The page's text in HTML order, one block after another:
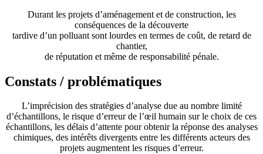
Durant les projets d’aménagement et de construction, les
conséquences de la découverte
tardive d’un polluant sont lourdes en termes de coût, de retard de
chantier,
de réputation et même de responsabilité pénale.
Constats / problématiques
L’imprécision des stratégies d’analyse due au nombre limité
d’échantillons, le risque d’erreur de l’œil humain sur le choix de ces
échantillons, les délais d’attente pour obtenir la réponse des analyses
chimiques, des intérêts divergents entre les différents acteurs des
projets augmentent les risques d’erreur.